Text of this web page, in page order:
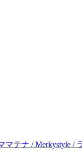
マテナ / Merkystyle /